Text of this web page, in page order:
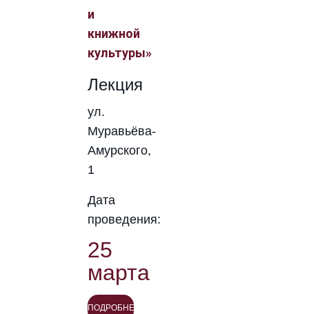
и
книжной
культуры»
Лекция
ул.
Муравьёва-
Амурского,
1
Дата
проведения:
25
марта
ПОДРОБНЕЕ